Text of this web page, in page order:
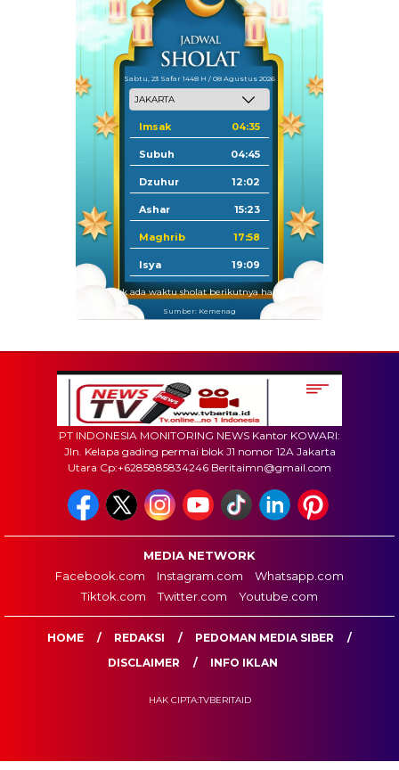
Sabtu, 23 Safar 1448 H / 08 Agustus 2026
Imsak 04:35
Subuh 04:45
Dzuhur 12:02
Ashar 15:23
Maghrib 17:58
Isya 19:09
Tidak ada waktu sholat berikutnya hari ini.
Sumber: Kemenag
PT INDONESIA MONITORING NEWS Kantor KOWARI:
Jln. Kelapa gading permai blok J1 nomor 12A Jakarta
Utara Cp:+6285885834246 Beritaimn@gmail.com
MEDIA NETWORK
Facebook.com
Instagram.com
Whatsapp.com
Tiktok.com
Twitter.com Youtube.com
HOME REDAKSI
PEDOMAN MEDIA SIBER
DISCLAIMER
INFO IKLAN
HAK CIPTA:TVBERITAID